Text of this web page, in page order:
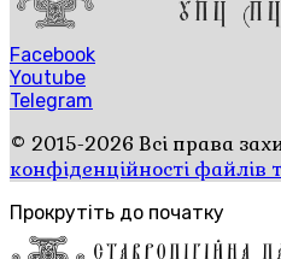
Facebook
Youtube
Telegram
© 2015-2026 Всі права
конфіденційності файлів
Прокрутіть до початку